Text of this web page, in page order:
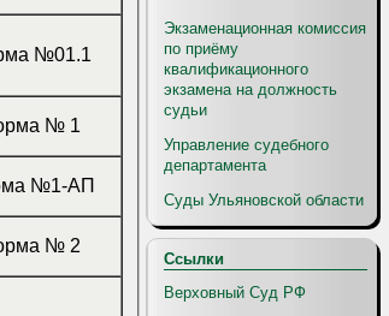
№01.1
№ 1
№1-АП
№ 2
Экзаменационная комиссия
по приёму
квалификационного
экзамена на должность
судьи
Управление судебного
департамента
Суды Ульяновской области
Ссылки
Верховный Суд РФ